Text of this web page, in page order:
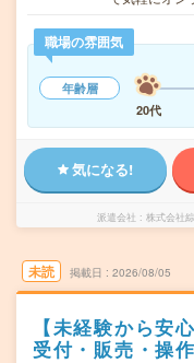
職場の雰囲気
年齢層
20代
気になる!
派遣会社 株式会社
未読 掲載日 2026/08/05
【未経験から安
受付・販売・操